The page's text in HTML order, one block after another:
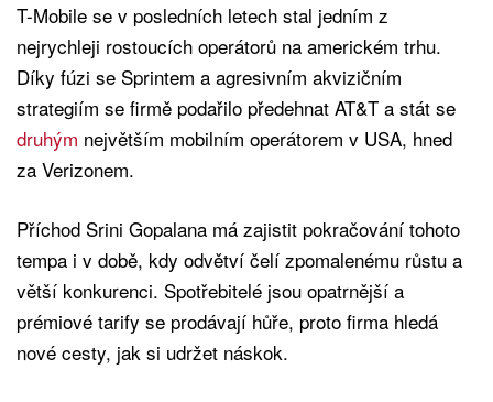
T-Mobile se v posledních letech stal jedním z
nejrychleji rostoucích operátorů na americkém trhu.
Díky fúzi se Sprintem a agresivním akvizičním
strategiím se firmě podařilo předehnat AT&T a stát se
druhým největším mobilním operátorem v USA, hned
za Verizonem.
Příchod Srini Gopalana má zajistit pokračování tohoto
tempa i v době, kdy odvětví čelí zpomalenému růstu a
větší konkurenci. Spotřebitelé jsou opatrnější a
prémiové tarify se prodávají hůře, proto firma hledá
nové cesty, jak si udržet náskok.